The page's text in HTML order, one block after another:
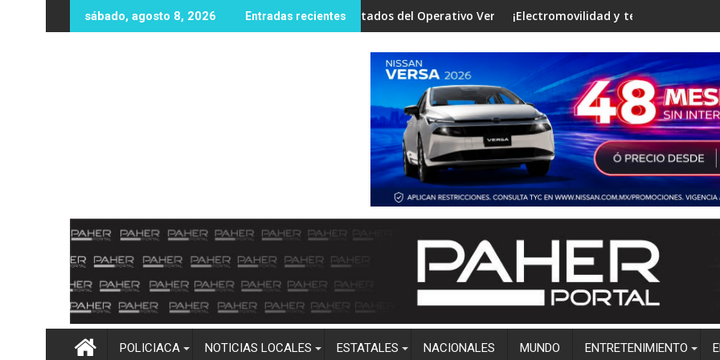
al
sábado, agosto 8, 2026 Entradas recientes
sin vida en zona rural de Mocorito; autoridades realizan las investigaciones
Destacan buenos resultados del Operativo Verano Seguro en mesa de Construcción de Paz,
¡Electromovilidad y tecnología de punta! Vincula
POLICIACA NOTICIAS LOCALES ESTATALES NACIONALES MUNDO ENTRETENIMIENTO